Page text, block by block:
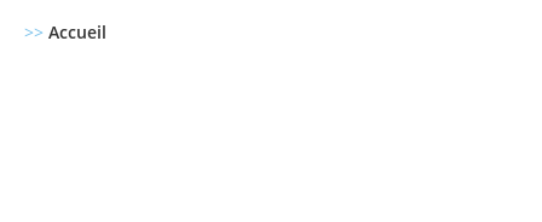
>> Accueil